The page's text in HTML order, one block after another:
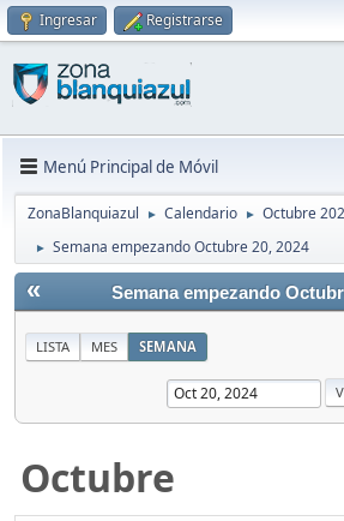
Ingresar Registrarse
Menú Principal de Móvil
ZonaBlanquiazul ► Calendario ► Octubre
► Semana empezando Octubre 20, 2024
« Semana empezando
LISTA MES SEMANA
Octubre